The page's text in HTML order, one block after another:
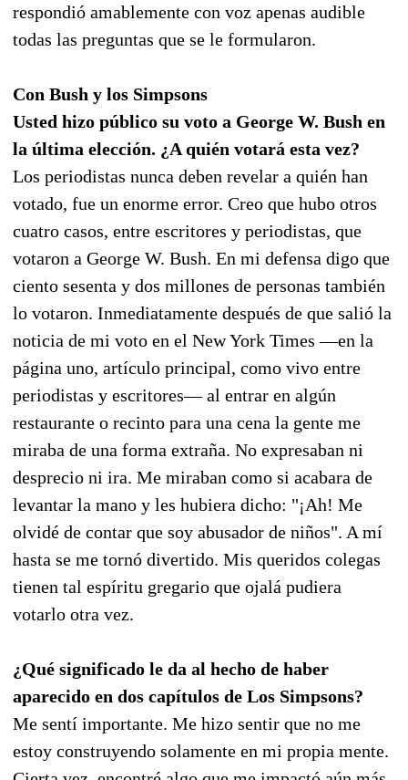
respondió amablemente con voz apenas audible
todas las preguntas que se le formularon.
Con Bush y los Simpsons
Usted hizo público su voto a George W. Bush en
la última elección. ¿A quién votará esta vez?
Los periodistas nunca deben revelar a quién han
votado, fue un enorme error. Creo que hubo otros
cuatro casos, entre escritores y periodistas, que
votaron a George W. Bush. En mi defensa digo que
ciento sesenta y dos millones de personas también
lo votaron. Inmediatamente después de que salió la
noticia de mi voto en el New York Times —en la
página uno, artículo principal, como vivo entre
periodistas y escritores— al entrar en algún
restaurante o recinto para una cena la gente me
miraba de una forma extraña. No expresaban ni
desprecio ni ira. Me miraban como si acabara de
levantar la mano y les hubiera dicho: "¡Ah! Me
olvidé de contar que soy abusador de niños". A mí
hasta se me tornó divertido. Mis queridos colegas
tienen tal espíritu gregario que ojalá pudiera
votarlo otra vez.
¿Qué significado le da al hecho de haber
aparecido en dos capítulos de Los Simpsons?
Me sentí importante. Me hizo sentir que no me
estoy construyendo solamente en mi propia mente.